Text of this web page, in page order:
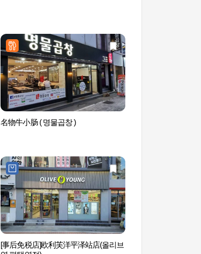
名物牛小肠 ( 명물곱창 )
[事后免税店]欧利芙洋平泽站店(올리브